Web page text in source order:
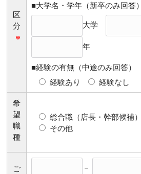
区
分
※
■大学名・学年（新卒のみ回答）
大学
年
■経験の有無（中途のみ回答）
経験あり
経験なし
希
望
職
種
総合職（店長・幹部候補）
その他
ご
－